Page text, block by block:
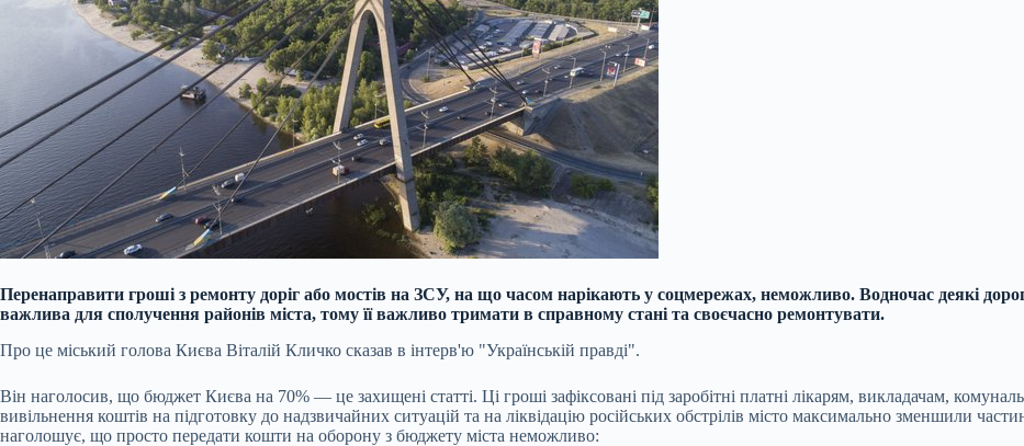
Перенаправити гроші з ремонту доріг або мостів на ЗСУ, на що часом нарікають у соцмережах, неможливо. Водночас деякі
важлива для сполучення районів міста, тому її важливо тримати в справному стані та своєчасно ремонтувати.
Про це міський голова Києва Віталій Кличко сказав в інтерв'ю "Українській правді".
Він наголосив, що бюджет Києва на 70% — це захищені статті. Ці гроші зафіксовані під заробітні платні лікарям, викладачам,
вивільнення коштів на підготовку до надзвичайних ситуацій та на ліквідацію російських обстрілів місто максимально зменшили
наголошує, що просто передати кошти на оборону з бюджету міста неможливо: